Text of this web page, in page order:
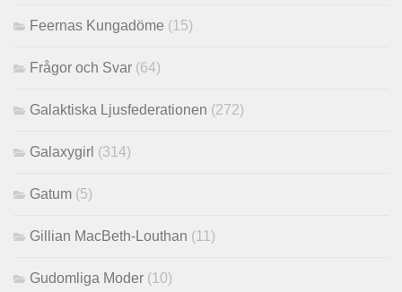
Feernas Kungadöme (15)
Frågor och Svar (64)
Galaktiska Ljusfederationen (272)
Galaxygirl (314)
Gatum (5)
Gillian MacBeth-Louthan (11)
Gudomliga Moder (10)